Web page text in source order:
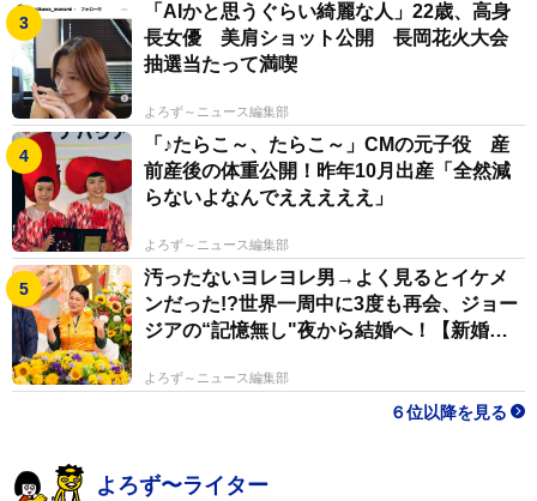
「AIかと思うぐらい綺麗な人」22歳、高身
長女優 美肩ショット公開 長岡花火大会
抽選当たって満喫
よろず～ニュース編集部
「♪たらこ～、たらこ～」CMの元子役 産
前産後の体重公開！昨年10月出産「全然減
らないよなんでえええええ」
よろず～ニュース編集部
汚ったないヨレヨレ男→よく見るとイケメ
ンだった!?世界一周中に3度も再会、ジョー
ジアの“記憶無し"夜から結婚へ！【新婚さ
よろず～ニュース編集部
６位以降を見る
よろず〜ライター